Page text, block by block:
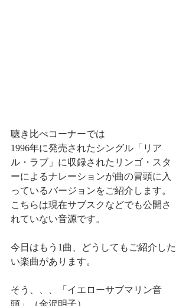
聴き比べコーナーでは
1996年に発売されたシングル「リア
ル・ラブ」に収録されたリンゴ・スタ
ーによるナレーションが曲の冒頭に入
っているバージョンをご紹介します。
こちらは現在サブスクなどでも公開さ
れていない音源です。
今日はもう1曲、どうしてもご紹介した
い楽曲があります。
そう、、、「イエローサブマリン音
頭」（金沢明子）